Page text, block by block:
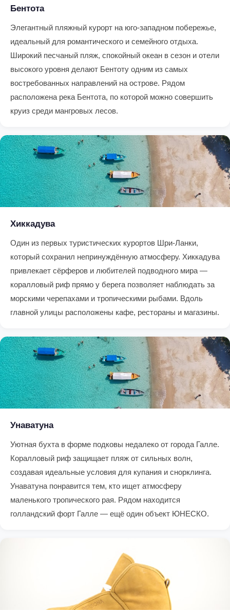
Бентота
Элегантный пляжный курорт на юго-западном побережье,
идеальный для романтического и семейного отдыха.
Широкий песчаный пляж, спокойный океан в сезон и отели
высокого уровня делают Бентоту одним из самых
востребованных направлений на острове. Рядом
расположена река Бентота, по которой можно совершить
круиз среди мангровых лесов.
Хиккадува
Один из первых туристических курортов Шри-Ланки,
который сохранил непринуждённую атмосферу. Хиккадува
привлекает сёрферов и любителей подводного мира —
коралловый риф прямо у берега позволяет наблюдать за
морскими черепахами и тропическими рыбами. Вдоль
главной улицы расположены кафе, рестораны и магазины.
Унаватуна
Уютная бухта в форме подковы недалеко от города Галле.
Коралловый риф защищает пляж от сильных волн,
создавая идеальные условия для купания и снорклинга.
Унаватуна понравится тем, кто ищет атмосферу
маленького тропического рая. Рядом находится
голландский форт Галле — ещё один объект ЮНЕСКО.